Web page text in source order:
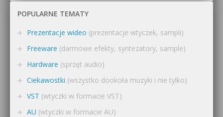
POPULARNE TEMATY
Prezentacje wideo (prezentacje wtyczek, sampli)
Freeware (darmowe efekty, syntezatory, sample)
Hardware (sprzęt audio)
Ciekawostki (wszystko dookoła muzyki i nie tylko)
VST (wtyczki w formacie VST)
AU (wtyczki w formacie AU)